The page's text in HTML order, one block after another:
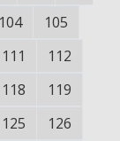
104
105
111
112
118
119
125
126